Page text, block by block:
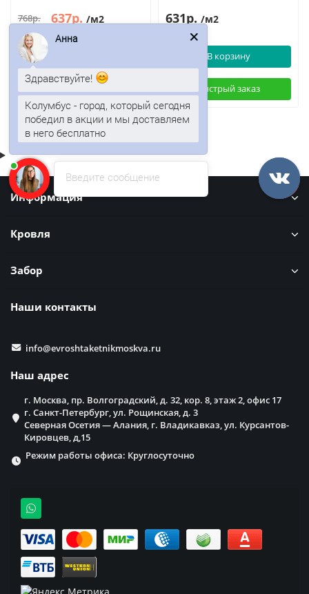
768р. 637р. /м2 631р. /м2
В корзину
Быстрый заказ
Информация
Кровля
Забор
Наши контакты
info@evroshtaketnikmoskva.ru
Наш адрес
г. Москва, пр. Волгоградский, д. 32, кор. 8, этаж 2, офис 17
г. Санкт-Петербург, ул. Рощинская, д. 3
Северная Осетия — Алания, г. Владикавказ, ул. Курсантов-
Кировцев, д,15
Режим работы офиса: Круглосуточно
Введите сообщение
Анна
Здравствуйте!
Колумбус - город, который сегодня
победил в акции и мы доставляем
в него бесплатно